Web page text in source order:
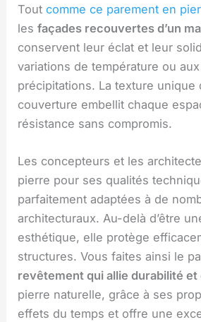
Toutcomme ce parement en
lesfaçades recouvertes d’un
conservent leur éclat et leur
variations de température ou
précipitations. La texture unique
couverture embellit chaque
résistance sans compromis.
Les concepteurs et les
pierre pour ses qualités
parfaitement adaptées à de
architecturaux. Au-delà d’être
esthétique, elle protège
structures. Vous faites ainsi le
revêtement qui allie durabilité et
pierre naturelle, grâce à ses
effets du temps et offre une